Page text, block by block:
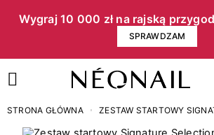
Wygraj 10 000 zł na rajską
SPRAWDZAM
STRONA GŁÓWNA ZESTAW STARTOWY